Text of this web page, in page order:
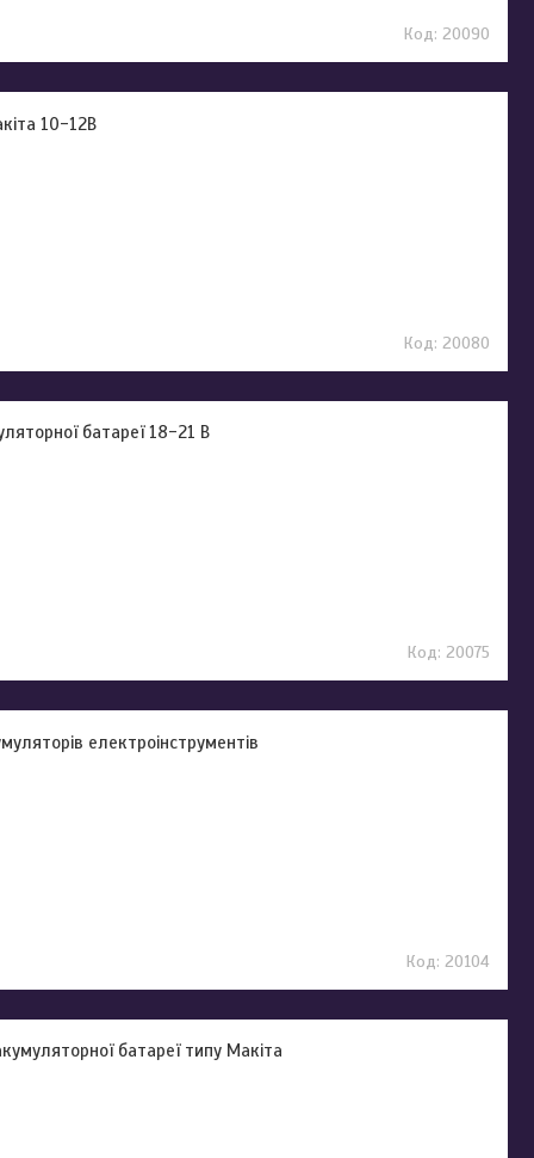
20090
10-12В
20080
батареї 18-21 В
20075
електроінструментів
20104
батареї типу Макіта